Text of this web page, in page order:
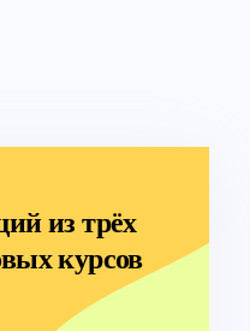
из трёх
курсов